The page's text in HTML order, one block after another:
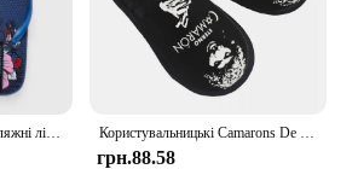
грн.88.58